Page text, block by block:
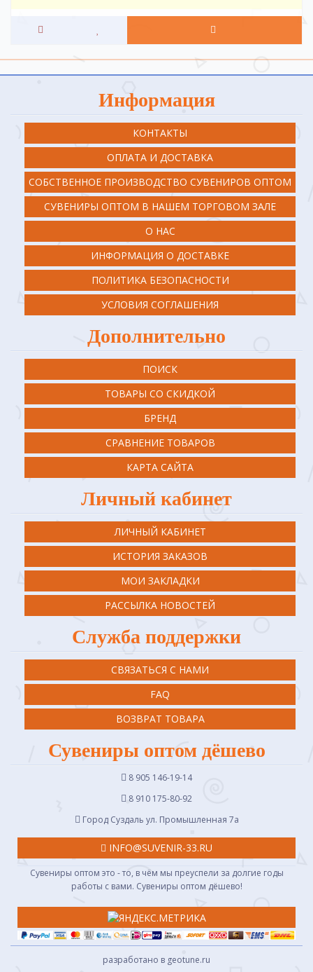
Информация
КОНТАКТЫ
ОПЛАТА И ДОСТАВКА
СОБСТВЕННОЕ ПРОИЗВОДСТВО СУВЕНИРОВ ОПТОМ
СУВЕНИРЫ ОПТОМ В НАШЕМ ТОРГОВОМ ЗАЛЕ
О НАС
ИНФОРМАЦИЯ О ДОСТАВКЕ
ПОЛИТИКА БЕЗОПАСНОСТИ
УСЛОВИЯ СОГЛАШЕНИЯ
Дополнительно
ПОИСК
ТОВАРЫ СО СКИДКОЙ
БРЕНД
СРАВНЕНИЕ ТОВАРОВ
КАРТА САЙТА
Личный кабинет
ЛИЧНЫЙ КАБИНЕТ
ИСТОРИЯ ЗАКАЗОВ
МОИ ЗАКЛАДКИ
РАССЫЛКА НОВОСТЕЙ
Служба поддержки
СВЯЗАТЬСЯ С НАМИ
FAQ
ВОЗВРАТ ТОВАРА
Сувениры оптом дёшево
8 905 146-19-14
8 910 175-80-92
Город Суздаль ул. Промышленная 7a
INFO@SUVENIR-33.RU
Сувениры оптом это - то, в чём мы преуспели за долгие годы
работы с вами. Сувениры оптом дёшево!
разработано в geotune.ru